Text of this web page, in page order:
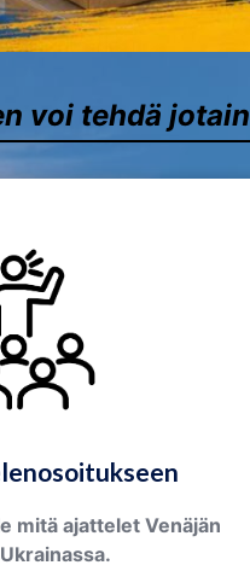
voi tehdä jotain
mitä ajattelet Venäjän